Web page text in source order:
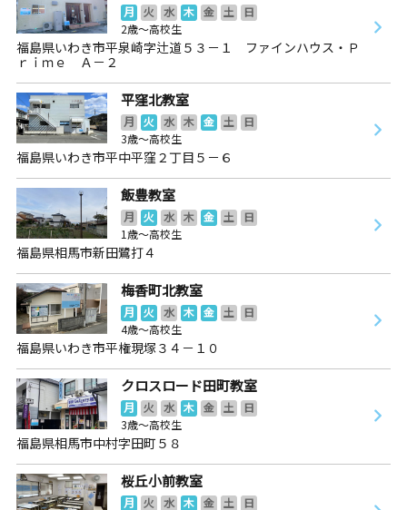
月 火 水 木 金 土
日
2歳～高校生
福島県いわき市平泉崎字辻道５３－１ ファインハウス・Ｐ
ｒｉｍｅ Ａ－２
平窪北教室
月 火 水 木 金 土
日
3歳～高校生
福島県いわき市平中平窪２丁目５－６
飯豊教室
月 火 水 木 金 土
日
1歳～高校生
福島県相馬市新田鷺打４
梅香町北教室
月 火 水 木 金 土
日
4歳～高校生
福島県いわき市平権現塚３４－１０
クロスロード田町教室
月 火 水 木 金 土
日
3歳～高校生
福島県相馬市中村字田町５８
桜丘小前教室
月 火 水 木 金 土
日